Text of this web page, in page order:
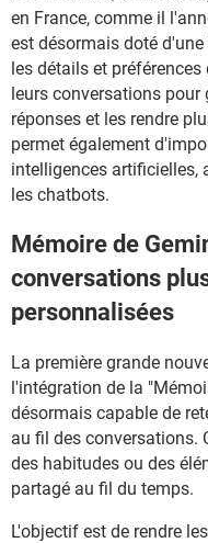
en France, comme il
est désormais doté
les détails et
leurs conversations pour
réponses et les rendre
permet également
intelligences artificielles,
les chatbots.
Mémoire de
conversations
personnalisées
La première grande
l'intégration de la
désormais capable de
au fil des conversations.
des habitudes ou des
partagé au fil du temps.
L'objectif est de rendre